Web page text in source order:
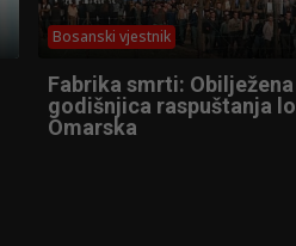
Bosanski vjestnik
Fabrika smrti: Obilježena
godišnjica raspuštanja
Omarska